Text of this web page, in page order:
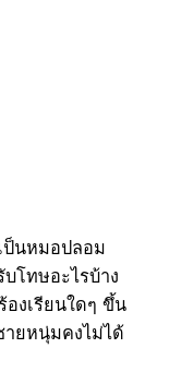
ป็นหมอปลอม
โทษอะไรบ้าง
งเรียนใดๆ ขึ้น
ายหนุ่มคงไม่ได้